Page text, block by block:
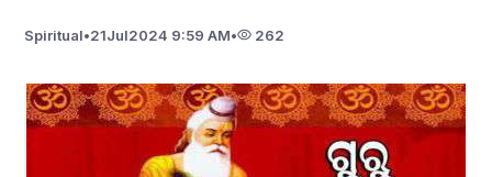
Spiritual•21Jul2024 9:59 AM• 262